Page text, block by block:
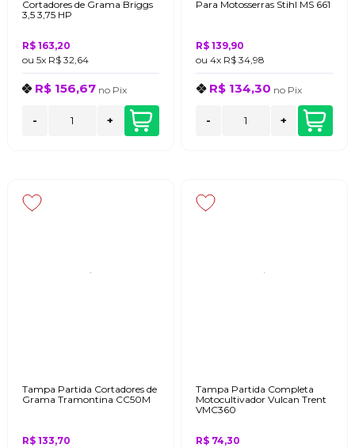
Cortadores de Grama Briggs
3,5 3,75 HP
R$ 163,20
ou 5x R$ 32,64
R$ 156,67 no Pix
- +
Para Motosserras Stihl MS 661
R$ 139,90
ou 4x R$ 34,98
R$ 134,30 no Pix
- +
Tampa Partida Cortadores de
Grama Tramontina CC50M
R$ 133,70
Tampa Partida Completa
Motocultivador Vulcan Trent
VMC360
R$ 74,30